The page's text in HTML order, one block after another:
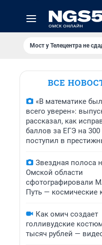
Мост у Телецентра не
ВСЕ
«В математике
всего уверен»:
рассказал, как
баллов за ЕГЭ на 300
поступил в
Звездная полоса
Омской области
сфотографировали
Путь — космические
Как омич создает
голливудские
тысяч рублей —